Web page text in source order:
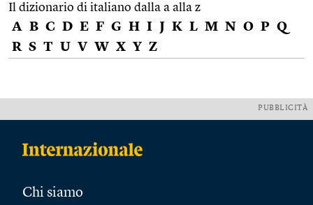
Il dizionario di italiano dalla a alla z
A B C D E F G H I J K L M N O P Q
R S T U V W X Y Z
PUBBLICITÀ
Chi siamo